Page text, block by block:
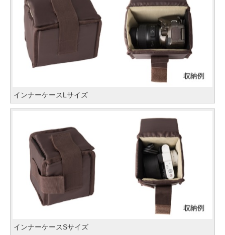
インナーケースLサイズ
インナーケースSサイズ